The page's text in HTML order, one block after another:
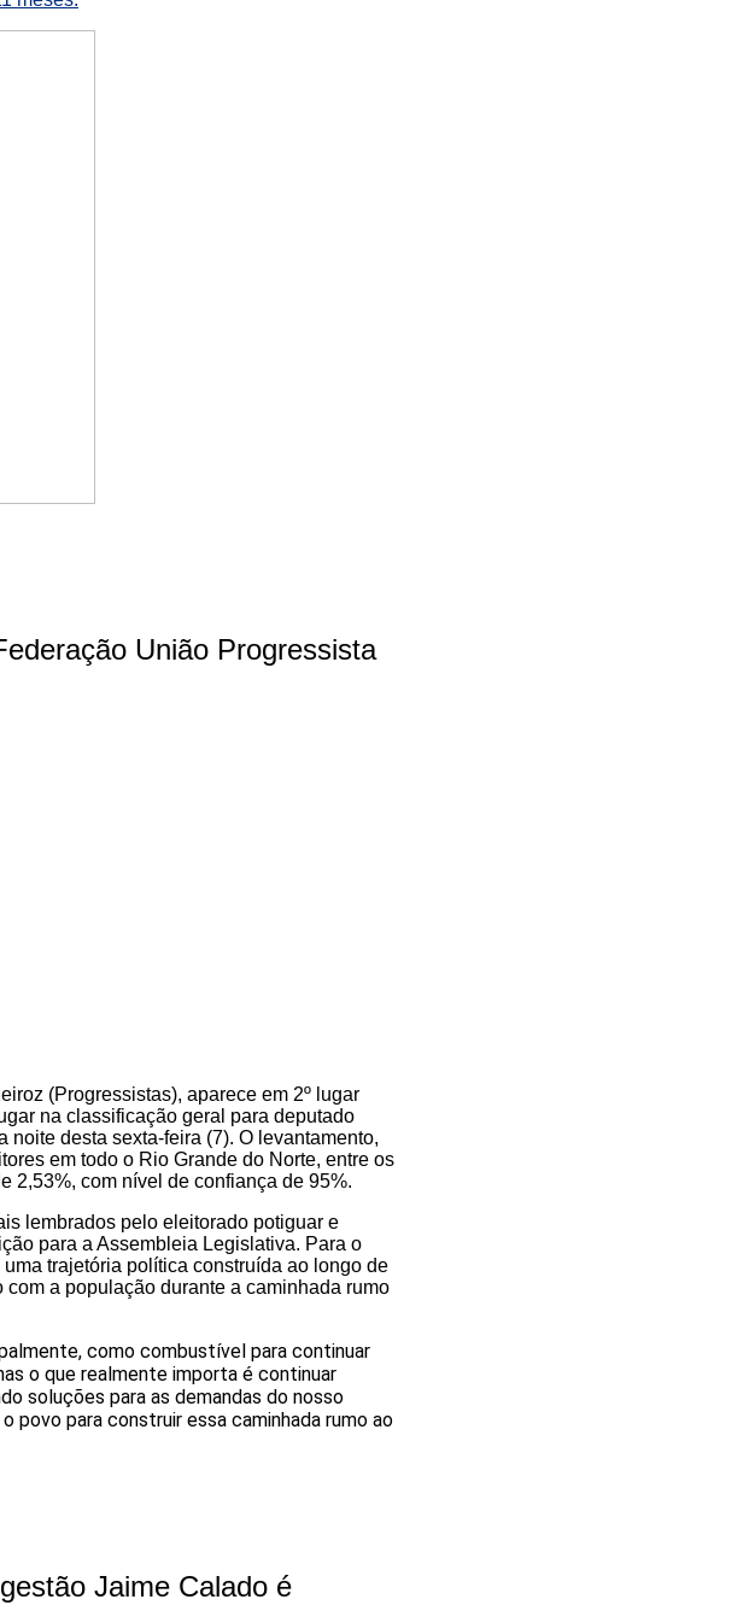
União Progressista
(Progressistas), aparece em 2º lugar
na classificação geral para deputado
desta sexta-feira (7). O levantamento,
em todo o Rio Grande do Norte, entre os
2,53%, com nível de confiança de 95%.
lembrados pelo eleitorado potiguar e
para a Assembleia Legislativa. Para o
trajetória política construída ao longo de
a população durante a caminhada rumo
como combustível para continuar
o que realmente importa é continuar
soluções para as demandas do nosso
povo para construir essa caminhada rumo ao
Jaime Calado é